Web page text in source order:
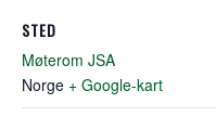
STED
Møterom JSA
Norge + Google-kart